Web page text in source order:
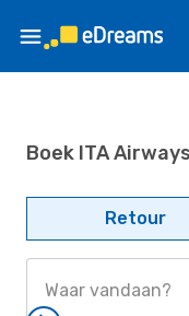
Boek ITA
Retour
Waar vandaan?